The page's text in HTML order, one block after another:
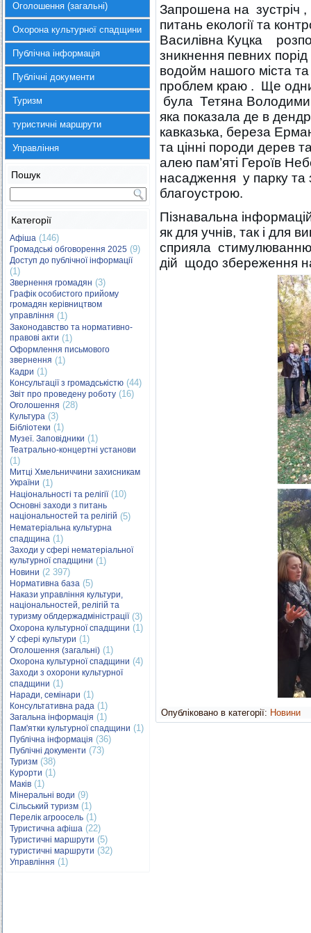
Оголошення (загальні)
Охорона культурної спадщини
Публічна інформація
Публічні документи
Туризм
туристичні маршрути
Управління
Пошук
Категорії
Афіша (146)
Громадські обговорення 2025 (9)
Доступ до публічної інформації
(1)
Звернення громадян (3)
Графік особистого прийому
громадян керівництвом
управління (1)
Законодавство та нормативно-
правові акти (1)
Оформлення письмового
звернення (1)
Кадри (1)
Консультації з громадськістю (44)
Звіт про проведену роботу (16)
Оголошення (28)
Культура (3)
Бібліотеки (1)
Музеї. Заповідники (1)
Театрально-концертні установи
(1)
Митці Хмельниччини захисникам
України (1)
Національності та релігії(10)
Основні заходи з питань
національностей та релігій (5)
Нематеріальна культурна
спадщина (1)
Заходи у сфері нематеріальної
культурної спадщини (1)
Новини (2 397)
Нормативна база (5)
Накази управління культури,
національностей, релігій та
туризму облдержадміністрації(3)
Охорона культурної спадщини (1)
У сфері культури (1)
Оголошення (загальні) (1)
Охорона культурної спадщини (4)
Заходи з охорони культурної
спадщини (1)
Наради, семінари (1)
Консультативна рада (1)
Загальна інформація (1)
Пам'ятки культурної спадщини (1)
Публічна інформація (36)
Публічні документи (73)
Туризм (38)
Курорти (1)
Маків (1)
Мінеральні води (9)
Сільський туризм (1)
Перелік агроосель (1)
Туристична афіша (22)
Туристичні маршрути (5)
туристичні маршрути (32)
Управління (1)
Запрошена на зустріч ,
питань екології та
Василівна Куцка
зникнення певних
водойм нашого міста
проблем краю . Ще
була Тетяна
яка показала де в
кавказька, береза
та цінні породи дерев
алею пам’яті Героїв
насадження у парку та
благоустрою.
Пізнавальна
як для учнів, так і для
сприяла стимулюванню
дій щодо збереження
Опубліковано в категорії: Новини